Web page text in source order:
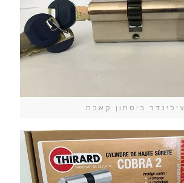
צילינדר ביטחון קאבה